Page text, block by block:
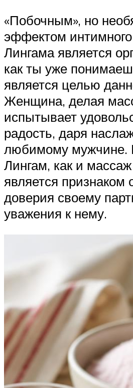
«Побочным», но
эффектом
Лингама является
как ты уже
является целью
Женщина, делая
испытывает
радость, даря
любимому мужчине.
Лингам, как и
является признаком
доверия своему
уважения к нему.